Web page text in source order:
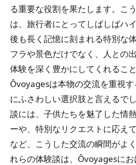
る重要な役割を果たします。こ
は、旅行者にとってしばしばハ
後も長く記憶に刻まれる特別な
フラや景色だけでなく、人との
体験を深く豊かにしてくれるこ
Ôvoyagesは本物の交流を重視
にふさわしい選択肢と言えるで
談には、子供たちを魅了した情
ーや、特別なリクエストに応え
など、こうした交流の瞬間がよ
れらの体験談は、Ôvoyagesに